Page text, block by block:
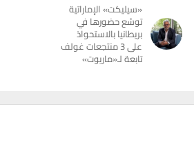
«سيليكت» الإماراتية
توسّع حضورها في
بريطانيا بالاستحواذ
على 3 منتجعات غولف
تابعة لـ«ماريوت»